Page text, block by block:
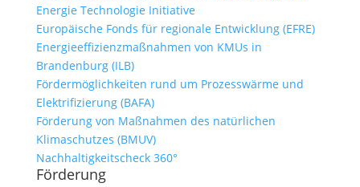
Energie Technologie Initiative
Europäische Fonds für regionale Entwicklung (EFRE)
Energieeffizienzmaßnahmen von KMUs in
Brandenburg (ILB)
Fördermöglichkeiten rund um Prozesswärme und
Elektrifizierung (BAFA)
Förderung von Maßnahmen des natürlichen
Klimaschutzes (BMUV)
Nachhaltigkeitscheck 360°
Förderung